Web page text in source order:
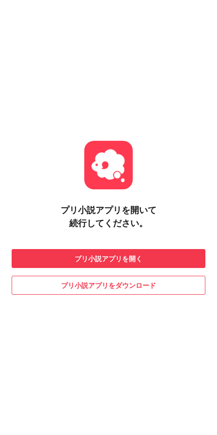
プリ小説アプリを開いて
続行してください。
プリ小説アプリを開く
プリ小説アプリをダウンロード